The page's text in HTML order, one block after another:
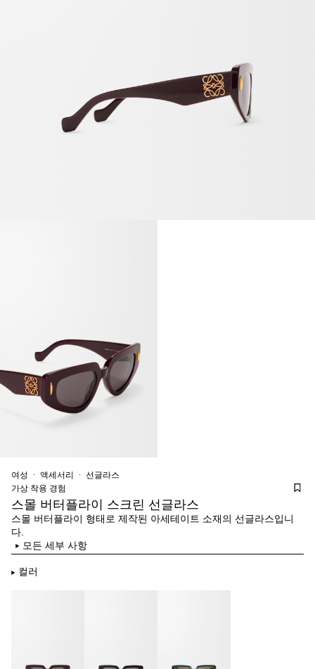
여성 액세서리
선글라스
가상 착용 경험
스몰 버터플라이 스크린 선글라스
스몰 버터플라이 형태로 제작된 아세테이트 소재의 선글라스입니
다.
모든 세부 사항
컬러